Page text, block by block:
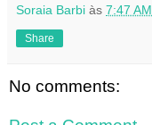
Soraia Barbi às 7:47 AM
Share
No comments: